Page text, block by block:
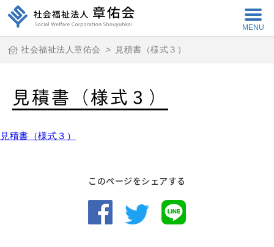
MENU
社会福祉法人章佑会 > 見積書（様式３）
見積書（様式３）
見積書（様式３）
このページをシェアする